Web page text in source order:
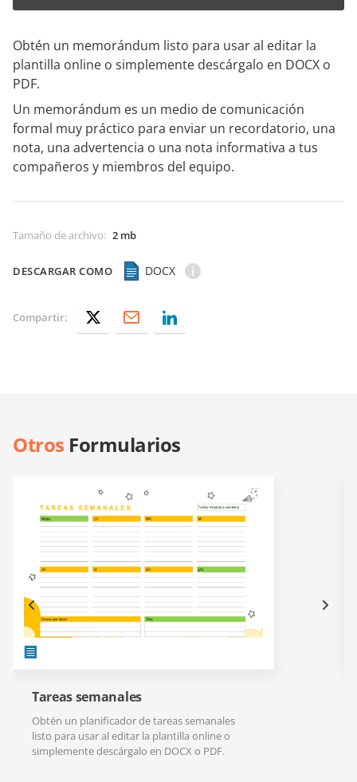
Obtén un memorándum listo para usar al editar la
plantilla online o simplemente descárgalo en DOCX o
PDF.
Un memorándum es un medio de comunicación
formal muy práctico para enviar un recordatorio, una
nota, una advertencia o una nota informativa a tus
compañeros y miembros del equipo.
Tamaño de archivo: 2 mb
DESCARGAR COMO DOCX
Compartir:
Otros Formularios
Tareas semanales
Obtén un planificador de tareas semanales
listo para usar al editar la plantilla online o
simplemente descárgalo en DOCX o PDF.